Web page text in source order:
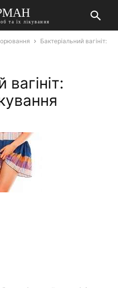
та їх лікування
Бактеріальний вагініт: